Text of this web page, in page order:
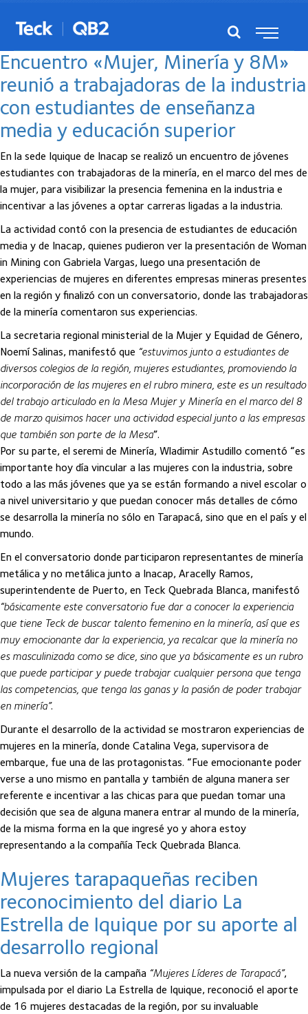
Posts del marzo, 2025
Encuentro «Mujer, Minería y 8M»
reunió a trabajadoras de la industria
con estudiantes de enseñanza
media y educación superior
En la sede Iquique de Inacap se realizó un encuentro de jóvenes
estudiantes con trabajadoras de la minería, en el marco del mes de
la mujer, para visibilizar la presencia femenina en la industria e
incentivar a las jóvenes a optar carreras ligadas a la industria.
La actividad contó con la presencia de estudiantes de educación
media y de Inacap, quienes pudieron ver la presentación de Woman
in Mining con Gabriela Vargas, luego una presentación de
experiencias de mujeres en diferentes empresas mineras presentes
en la región y finalizó con un conversatorio, donde las trabajadoras
de la minería comentaron sus experiencias.
La secretaria regional ministerial de la Mujer y Equidad de Género,
Noemí Salinas, manifestó que “estuvimos junto a estudiantes de
diversos colegios de la región, mujeres estudiantes, promoviendo la
incorporación de las mujeres en el rubro minera, este es un resultado
del trabajo articulado en la Mesa Mujer y Minería en el marco del 8
de marzo quisimos hacer una actividad especial junto a las empresas
que también son parte de la Mesa”.
Por su parte, el seremi de Minería, Wladimir Astudillo comentó “es
importante hoy día vincular a las mujeres con la industria, sobre
todo a las más jóvenes que ya se están formando a nivel escolar o
a nivel universitario y que puedan conocer más detalles de cómo
se desarrolla la minería no sólo en Tarapacá, sino que en el país y el
mundo.
En el conversatorio donde participaron representantes de minería
metálica y no metálica junto a Inacap, Aracelly Ramos,
superintendente de Puerto, en Teck Quebrada Blanca, manifestó
“básicamente este conversatorio fue dar a conocer la experiencia
que tiene Teck de buscar talento femenino en la minería, así que es
muy emocionante dar la experiencia, ya recalcar que la minería no
es masculinizada como se dice, sino que ya básicamente es un rubro
que puede participar y puede trabajar cualquier persona que tenga
las competencias, que tenga las ganas y la pasión de poder trabajar
en minería”.
Durante el desarrollo de la actividad se mostraron experiencias de
mujeres en la minería, donde Catalina Vega, supervisora de
embarque, fue una de las protagonistas. “Fue emocionante poder
verse a uno mismo en pantalla y también de alguna manera ser
referente e incentivar a las chicas para que puedan tomar una
decisión que sea de alguna manera entrar al mundo de la minería,
de la misma forma en la que ingresé yo y ahora estoy
representando a la compañía Teck Quebrada Blanca.
Mujeres tarapaqueñas reciben
reconocimiento del diario La
Estrella de Iquique por su aporte al
desarrollo regional
La nueva versión de la campaña “Mujeres Líderes de Tarapacá”,
impulsada por el diario La Estrella de Iquique, reconoció el aporte
de 16 mujeres destacadas de la región, por su invaluable